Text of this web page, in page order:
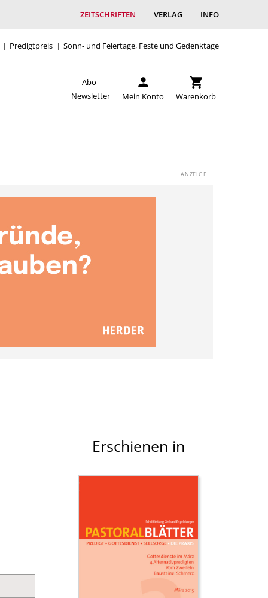
ZEITSCHRIFTEN VERLAG INFO
Predigtpreis Sonn- und Feiertage, Feste und Gedenktage
Abo
Newsletter
Mein Konto Warenkorb
Erschienen in